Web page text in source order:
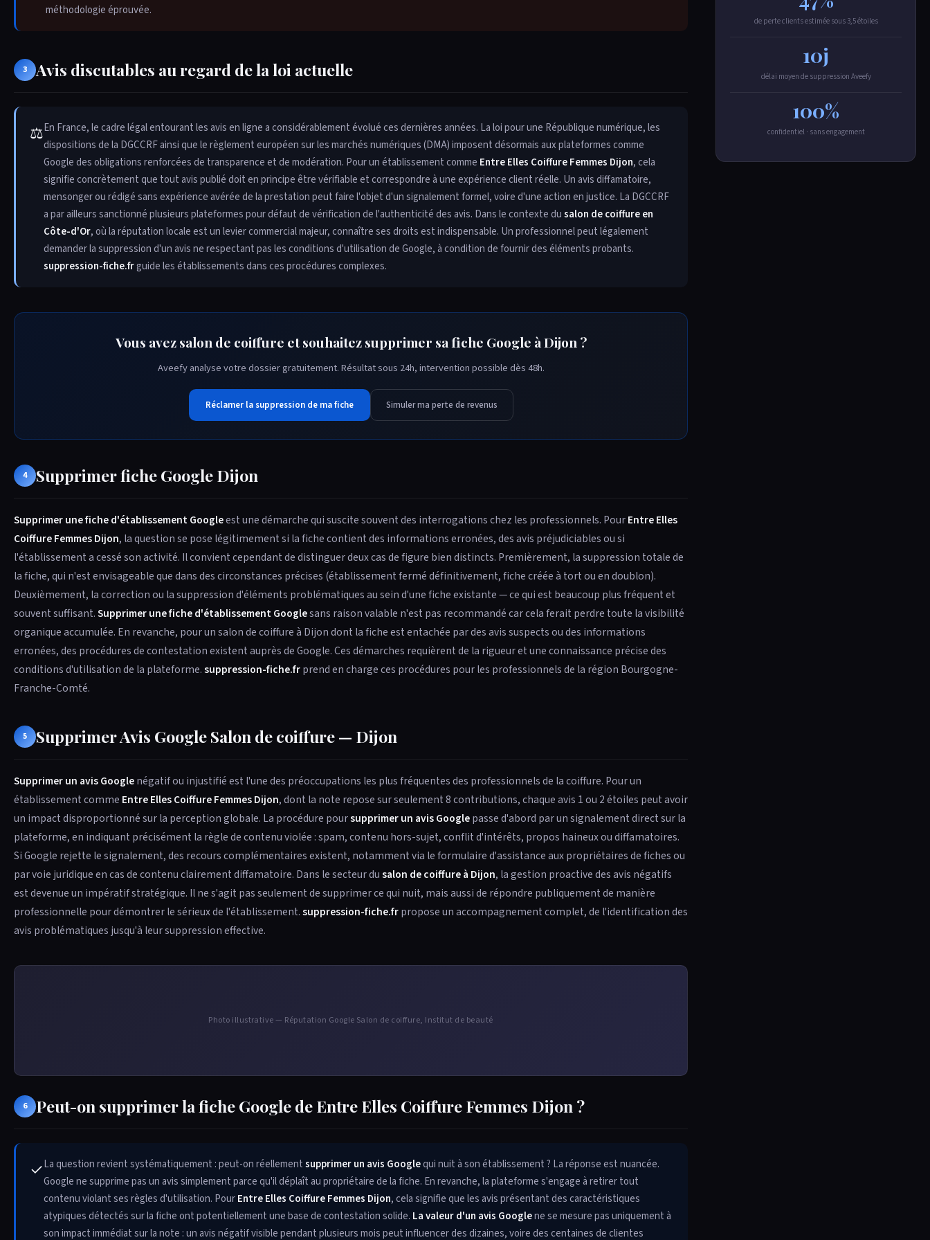
méthodologie éprouvée.
3 Avis discutables au regard de la loi actuelle
⚖En France, le cadre légal entourant les avis en ligne a considérablement évolué ces dernières années. La loi pour une République numérique, les
dispositions de la DGCCRF ainsi que le règlement européen sur les marchés numériques (DMA) imposent désormais aux plateformes comme
Google des obligations renforcées de transparence et de modération. Pour un établissement comme Entre Elles Coiffure Femmes Dijon, cela
signifie concrètement que tout avis publié doit en principe être vérifiable et correspondre à une expérience client réelle. Un avis diffamatoire,
mensonger ou rédigé sans expérience avérée de la prestation peut faire l'objet d'un signalement formel, voire d'une action en justice. La DGCCRF
a par ailleurs sanctionné plusieurs plateformes pour défaut de vérification de l'authenticité des avis. Dans le contexte dusalon de coiffure en
Côte-d'Or, où la réputation locale est un levier commercial majeur, connaître ses droits est indispensable. Un professionnel peut légalement
demander la suppression d'un avis ne respectant pas les conditions d'utilisation de Google, à condition de fournir des éléments probants.
suppression-fiche.frguide les établissements dans ces procédures complexes.
Vous avez salon de coiffure et souhaitez supprimer sa fiche Google à Dijon ?
Aveefy analyse votre dossier gratuitement. Résultat sous 24h, intervention possible dès 48h.
Réclamer la suppression de ma fiche Simuler ma perte de revenus
4 Supprimer fiche Google Dijon
Supprimer une fiche d'établissement Googleest une démarche qui suscite souvent des interrogations chez les professionnels. PourEntre Elles
Coiffure Femmes Dijon, la question se pose légitimement si la fiche contient des informations erronées, des avis préjudiciables ou si
l'établissement a cessé son activité. Il convient cependant de distinguer deux cas de figure bien distincts. Premièrement, la suppression totale de
la fiche, qui n'est envisageable que dans des circonstances précises (établissement fermé définitivement, fiche créée à tort ou en doublon).
Deuxièmement, la correction ou la suppression d'éléments problématiques au sein d'une fiche existante — ce qui est beaucoup plus fréquent et
souvent suffisant.Supprimer une fiche d'établissement Googlesans raison valable n'est pas recommandé car cela ferait perdre toute la visibilité
organique accumulée. En revanche, pour un salon de coiffure à Dijon dont la fiche est entachée par des avis suspects ou des informations
erronées, des procédures de contestation existent auprès de Google. Ces démarches requièrent de la rigueur et une connaissance précise des
conditions d'utilisation de la plateforme.suppression-fiche.frprend en charge ces procédures pour les professionnels de la région Bourgogne-
Franche-Comté.
5 Supprimer Avis Google Salon de coiffure — Dijon
Supprimer un avis Googlenégatif ou injustifié est l'une des préoccupations les plus fréquentes des professionnels de la coiffure. Pour un
établissement comme Entre Elles Coiffure Femmes Dijon, dont la note repose sur seulement 8 contributions, chaque avis 1 ou 2 étoiles peut avoir
un impact disproportionné sur la perception globale. La procédure poursupprimer un avis Googlepasse d'abord par un signalement direct sur la
plateforme, en indiquant précisément la règle de contenu violée : spam, contenu hors-sujet, conflit d'intérêts, propos haineux ou diffamatoires.
Si Google rejette le signalement, des recours complémentaires existent, notamment via le formulaire d'assistance aux propriétaires de fiches ou
par voie juridique en cas de contenu clairement diffamatoire. Dans le secteur dusalon de coiffure à Dijon, la gestion proactive des avis négatifs
est devenue un impératif stratégique. Il ne s'agit pas seulement de supprimer ce qui nuit, mais aussi de répondre publiquement de manière
professionnelle pour démontrer le sérieux de l'établissement.suppression-fiche.frpropose un accompagnement complet, de l'identification des
avis problématiques jusqu'à leur suppression effective.
Photo illustrative — Réputation Google Salon de coiffure, Institut de beauté
6 Peut-on supprimer la fiche Google de Entre Elles Coiffure Femmes Dijon ?
✓La question revient systématiquement : peut-on réellementsupprimer un avis Googlequi nuit à son établissement ? La réponse est nuancée.
Google ne supprime pas un avis simplement parce qu'il déplaît au propriétaire de la fiche. En revanche, la plateforme s'engage à retirer tout
contenu violant ses règles d'utilisation. PourEntre Elles Coiffure Femmes Dijon, cela signifie que les avis présentant des caractéristiques
atypiques détectés sur la fiche ont potentiellement une base de contestation solide. La valeur d'un avis Googlene se mesure pas uniquement à
son impact immédiat sur la note : un avis négatif visible pendant plusieurs mois peut influencer des dizaines, voire des centaines de clientes
de perte clients estimée sous 3,5 étoiles
10j
délai moyen de suppression Aveefy
100%
confidentiel · sans engagement